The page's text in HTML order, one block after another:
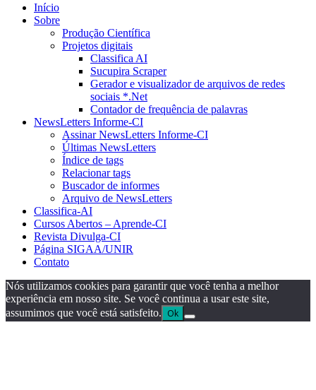
Início
Sobre
Produção Científica
Projetos digitais
Classifica AI
Sucupira Scraper
Gerador e visualizador de arquivos de redes
sociais *.Net
Contador de frequência de palavras
NewsLetters Informe-CI
Assinar NewsLetters Informe-CI
Últimas NewsLetters
Índice de tags
Relacionar tags
Buscador de informes
Arquivo de NewsLetters
Classifica-AI
Cursos Abertos – Aprende-CI
Revista Divulga-CI
Página SIGAA/UNIR
Contato
Nós utilizamos cookies para garantir que você tenha a melhor
experiência em nosso site. Se você continua a usar este site,
assumimos que você está satisfeito. Ok